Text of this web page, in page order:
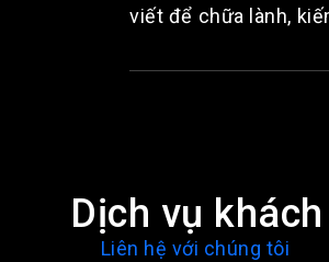
viết để chữa lành,
khi bạn biết rằng
lòng mình có quá...
Dịch vụ
Liên hệ với chúng tôi